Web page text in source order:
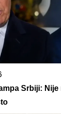
Srbiji: